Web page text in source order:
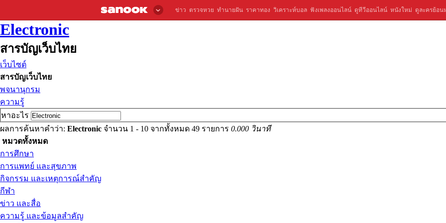
ข่าว ตรวจหวย ทำนายฝัน ราคาทอง วิเคราะห์บอล ฟังเพลงออนไลน์ ดูทีวีออนไลน์ หนังใหม่ ดูละครย้อน
Electronic
สารบัญเว็บไทย
เว็บไซต์
สารบัญเว็บไทย
พจนานุกรม
ความรู้
หาอะไร
ผลการค้นหาคำว่า: Electronic จำนวน 1 - 10 จากทั้งหมด 49 รายการ 0.000 วินาที
หมวดทั้งหมด
การศึกษา
การแพทย์ และสุขภาพ
กิจกรรม และเหตุการณ์สำคัญ
กีฬา
ข่าว และสื่อ
ความรู้ และข้อมูลสำคัญ